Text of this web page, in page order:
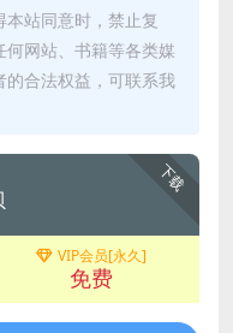
站同意时，禁止复
网站、书籍等各类媒
合法权益，可联系我
下载
VIP会员[永久]
免费